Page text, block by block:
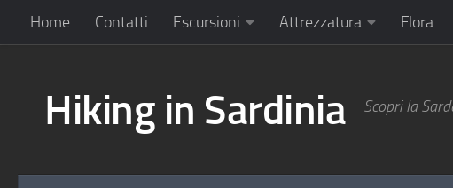
Home Contatti Escursioni Attrezzatura Flora
Hiking in Sardinia Scopri la